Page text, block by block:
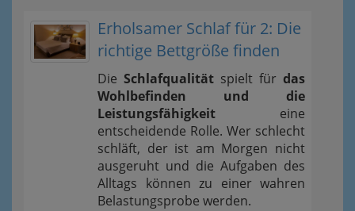
Erholsamer Schlaf für 2: Die
richtige Bettgröße finden
Die Schlafqualität spielt für das
Wohlbefinden und die
Leistungsfähigkeit eine
entscheidende Rolle. Wer schlecht
schläft, der ist am Morgen nicht
ausgeruht und die Aufgaben des
Alltags können zu einer wahren
Belastungsprobe werden.